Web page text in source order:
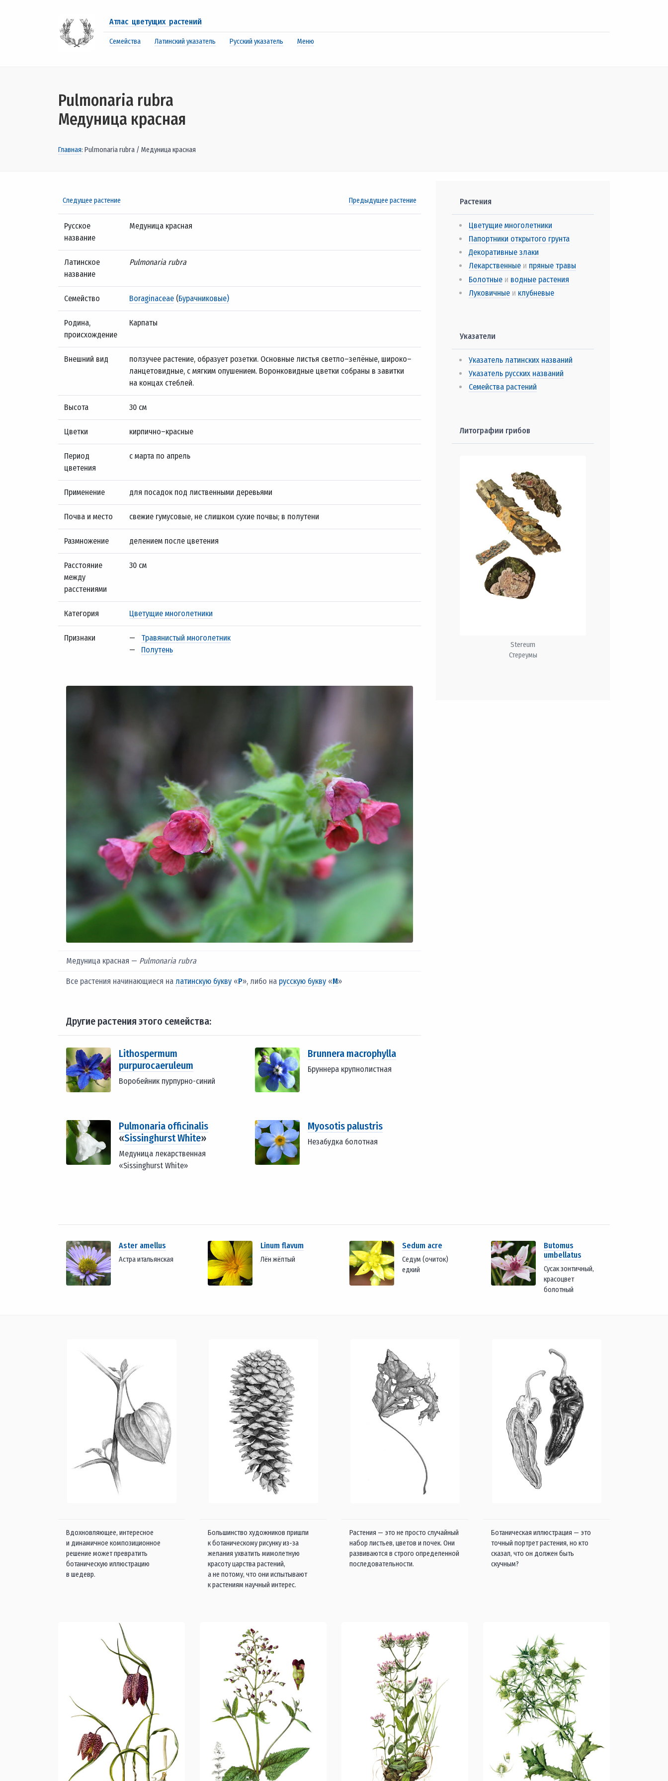
Атлас цветущих растений
Семейства Латинский указатель Русский указатель Меню
Pulmonaria rubra
Медуница красная
Главная: Pulmonaria rubra / Медуница красная
Следущее растение Предыдущее растение
Русское
название
Медуница красная
Латинское
название
Pulmonaria rubra
Семейство Boraginaceae (Бурачниковые)
Родина,
происхождение
Карпаты
Внешний вид
ползучее растение, образует розетки. Основные листья светло–зелёные, широко–
ланцетовидные, с мягким опушением. Воронковидные цветки собраны в завитки
на концах стеблей.
Высота 30 см
Цветки кирпично–красные
Период
цветения
с марта по апрель
Применение для посадок под лиственными деревьями
Почва и место свежие гумусовые, не слишком сухие почвы; в полутени
Размножение делением после цветения
Расстояние
между
расстениями
30 см
Категория Цветущие многолетники
Признаки — Травянистый многолетник
— Полутень
Медуница красная — Pulmonaria rubra
Все растения начинающиеся на латинскую букву «P», либо на русскую букву «М»
Другие растения этого семейства:
Lithospermum
purpurocaeruleum
Воробейник пурпурно-синий
Brunnera macrophylla
Бруннера крупнолистная
Pulmonaria officinalis
«Sissinghurst White»
Медуница лекарственная
«Sissinghurst White»
Myosotis palustris
Незабудка болотная
Растения
Цветущие многолетники
Папортники открытого грунта
Декоративные злаки
Лекарственныеи пряные травы
Болотныеи водные растения
Луковичныеи клубневые
Указатели
Указатель латинских названий
Указатель русских названий
Семейства растений
Литографии грибов
Stereum
Стереумы
Aster amellus
Астра итальянская
Linum flavum
Лён жёлтый
Sedum acre
Седум (очиток)
едкий
Butomus
umbellatus
Сусак зонтичный,
красоцвет
болотный
Вдохновляющее, интересное
и динамичное композиционное
решение может превратить
ботаническую иллюстрацию
в шедевр.
Большинство художников пришли
к ботаническому рисунку из-за
желания ухватить мимолетную
красоту царства растений,
а не потому, что они испытывают
к растениям научный интерес.
Растения — это не просто случайный
набор листьев, цветов и почек. Они
развиваются в строго определенной
последовательности.
Ботаническая иллюстрация — это
точный портрет растения, но кто
сказал, что он должен быть
скучным?